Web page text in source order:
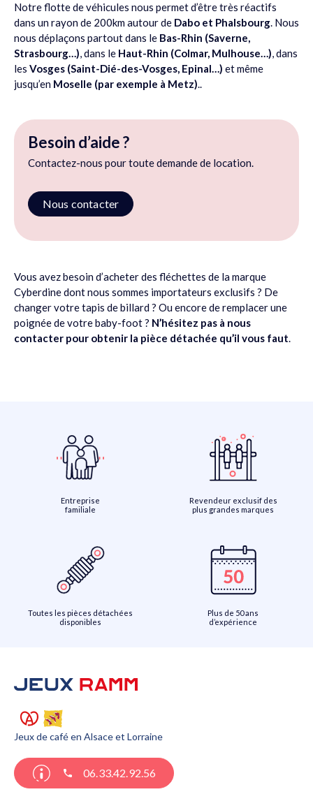
Notre flotte de véhicules nous permet d’être très réactifs
dans un rayon de 200km autour de Dabo et Phalsbourg. Nous
nous déplaçons partout dans le Bas-Rhin (Saverne,
Strasbourg…), dans le Haut-Rhin (Colmar, Mulhouse…), dans
les Vosges (Saint-Dié-des-Vosges, Epinal…) et même
jusqu’en Moselle (par exemple à Metz)..
Besoin d’aide ?
Contactez-nous pour toute demande de location.
Nous contacter
Vous avez besoin d’acheter des fléchettes de la marque
Cyberdine dont nous sommes importateurs exclusifs ? De
changer votre tapis de billard ? Ou encore de remplacer une
poignée de votre baby-foot ? N’hésitez pas à nous
contacter pour obtenir la pièce détachée qu’il vous faut.
Entreprise
familiale
Revendeur exclusif des
plus grandes marques
Toutes les pièces détachées
disponibles
Plus de 50 ans
d’expérience
Jeux de café en Alsace et Lorraine
06.33.42.92.56